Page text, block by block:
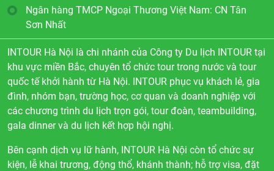
Ngân hàng TMCP Ngoại Thương Việt Nam: CN Tân
Sơn Nhất
INTOUR Hà Nội là chi nhánh của Công ty Du lịch INTOUR tại
khu vực miền Bắc, chuyên tổ chức tour trong nước và tour
quốc tế khởi hành từ Hà Nội. INTOUR phục vụ khách lẻ, gia
đình, nhóm bạn, trường học, cơ quan và doanh nghiệp với
các chương trình du lịch trọn gói, tour đoàn, teambuilding,
gala dinner và du lịch kết hợp hội nghị.
Bên cạnh dịch vụ lữ hành, INTOUR Hà Nội còn tổ chức sự
kiện, lễ khai trương, động thổ, khánh thành; hỗ trợ visa, đặt